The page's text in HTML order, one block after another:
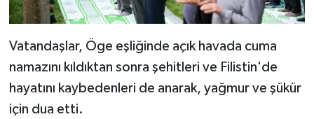
Vatandaşlar, Öge eşliğinde açık havada cuma
namazını kıldıktan sonra şehitleri ve Filistin'de
hayatını kaybedenleri de anarak, yağmur ve şükür
için dua etti.
Giresun Müftülüğü
Gümüşhane Müftülüğü
Hakkari Müftülüğü